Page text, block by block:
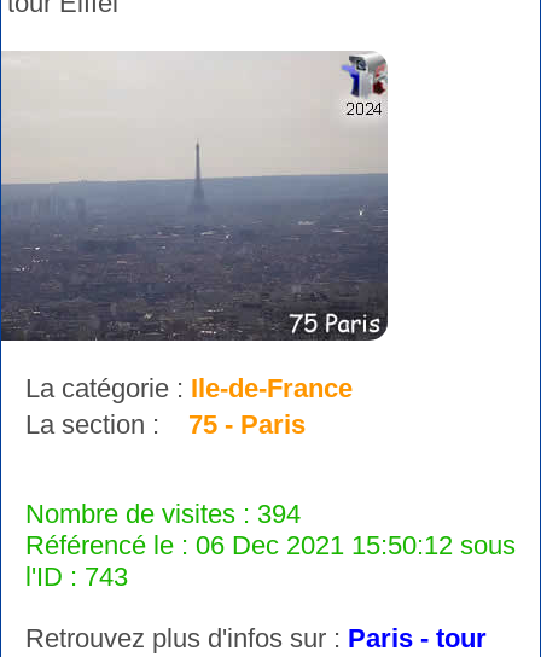
La catégorie : Ile-de-France
La section : 75 - Paris
Nombre de visites : 394
Référencé le : 06 Dec 2021 15:50:12 sous
l'ID : 743
Retrouvez plus d'infos sur : Paris - tour